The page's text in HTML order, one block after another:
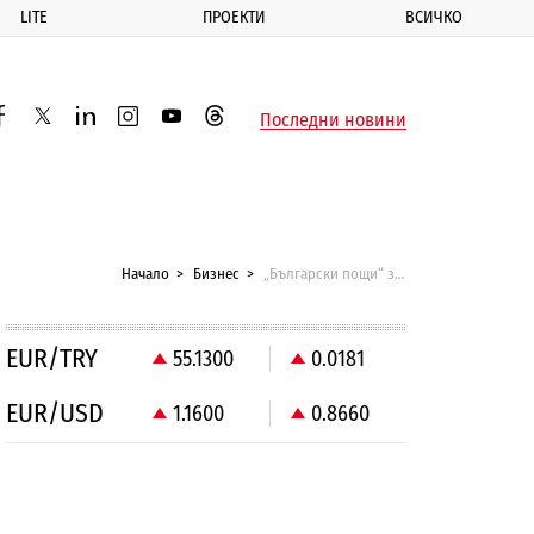
LITE ПРОЕКТИ ВСИЧКО
twitterlinkedininstagram
youtubethreadsПоследни новини
Начало Бизнес „Български пощи“ започва по-тясно сътрудничество с eMAG
EUR/TRY 55.1300 0.0181
EUR/USD 1.1600 0.8660